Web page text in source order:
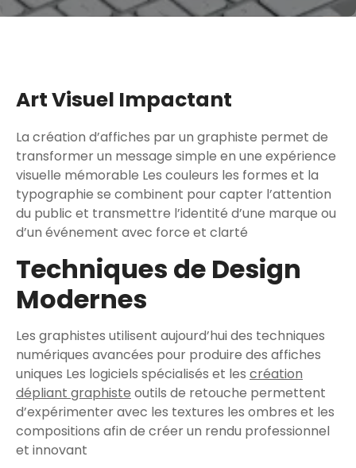
Art Visuel Impactant
La création d’affiches par un graphiste permet de
transformer un message simple en une expérience
visuelle mémorable Les couleurs les formes et la
typographie se combinent pour capter l’attention
du public et transmettre l’identité d’une marque ou
d’un événement avec force et clarté
Techniques de Design
Modernes
Les graphistes utilisent aujourd’hui des techniques
numériques avancées pour produire des affiches
uniques Les logiciels spécialisés et les création
dépliant graphiste outils de retouche permettent
d’expérimenter avec les textures les ombres et les
compositions afin de créer un rendu professionnel
et innovant